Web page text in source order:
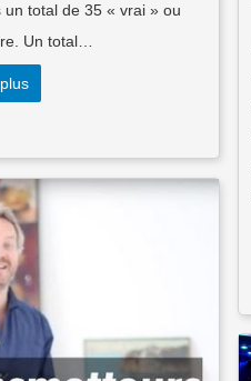
total de 35 « vrai » ou
Un total…